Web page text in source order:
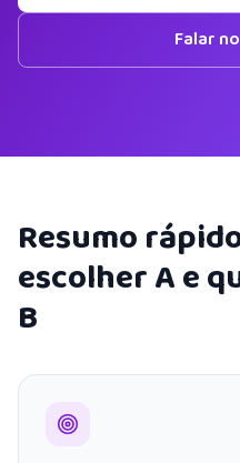
Falar
Resumo
escolher A e
B